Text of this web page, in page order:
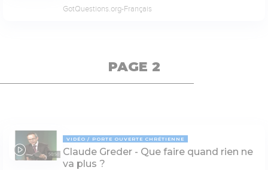
GotQuestions.org-Français
PAGE 2
50:50
VIDÉO PORTE OUVERTE CHRÉTIENNE
Claude Greder - Que faire quand rien ne
va plus ?